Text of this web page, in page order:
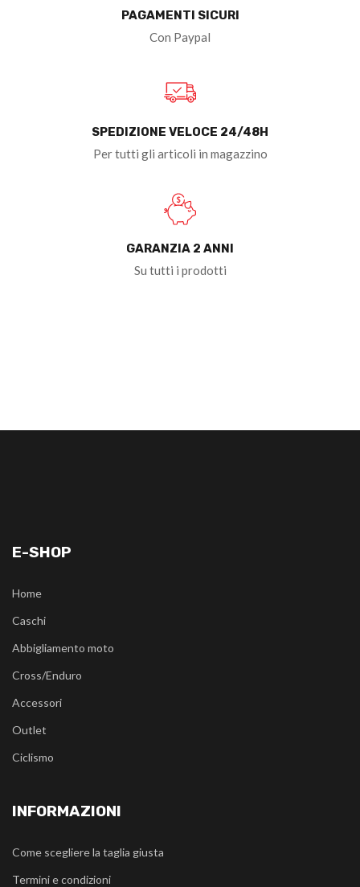
PAGAMENTI SICURI
Con Paypal
SPEDIZIONE VELOCE 24/48H
Per tutti gli articoli in magazzino
GARANZIA 2 ANNI
Su tutti i prodotti
E-SHOP
Home
Caschi
Abbigliamento moto
Cross/Enduro
Accessori
Outlet
Ciclismo
INFORMAZIONI
Come scegliere la taglia giusta
Termini e condizioni